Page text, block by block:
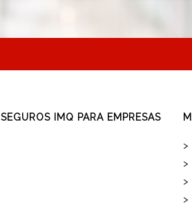
SEGUROS IMQ PARA EMPRESAS